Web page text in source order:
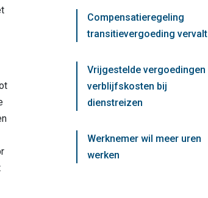
Compensatieregeling
transitievergoeding vervalt
Vrijgestelde vergoedingen
verblijfskosten bij
dienstreizen
Werknemer wil meer uren
werken